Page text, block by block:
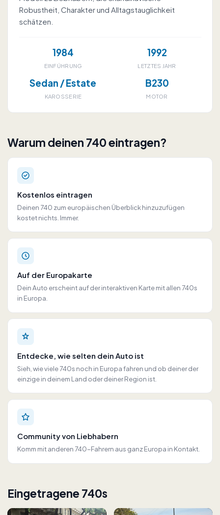
Robustheit, Charakter und Alltagstauglichkeit
schätzen.
1984
EINFÜHRUNG
1992
LETZTES JAHR
Sedan / Estate
KAROSSERIE
B230
MOTOR
Warum deinen 740 eintragen?
Kostenlos eintragen
Deinen 740 zum europäischen Überblick hinzuzufügen
kostet nichts. Immer.
Auf der Europakarte
Dein Auto erscheint auf der interaktiven Karte mit allen 740s
in Europa.
Entdecke, wie selten dein Auto ist
Sieh, wie viele 740s noch in Europa fahren und ob deiner der
einzige in deinem Land oder deiner Region ist.
Community von Liebhabern
Komm mit anderen 740-Fahrern aus ganz Europa in Kontakt.
Eingetragene 740s